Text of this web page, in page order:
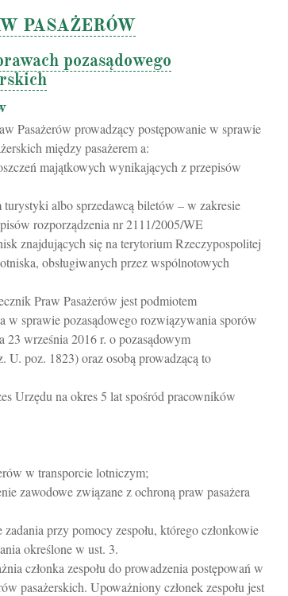
PASAŻERÓW
pozasądowego
Pasażerów prowadzący postępowanie w sprawie
między pasażerem a:
majątkowych wynikających z przepisów
albo sprzedawcą biletów – w zakresie
rozporządzenia nr 2111/2005/WE
znajdujących się na terytorium Rzeczypospolitej
obsługiwanych przez wspólnotowych
Praw Pasażerów jest podmiotem
w sprawie pozasądowego rozwiązywania sporów
września 2016 r. o pozasądowym
poz. 1823) oraz osobą prowadzącą to
Urzędu na okres 5 lat spośród pracowników
w transporcie lotniczym;
zawodowe związane z ochroną praw pasażera
przy pomocy zespołu, którego członkowie
określone w ust. 3.
członka zespołu do prowadzenia postępowań w
pasażerskich. Upoważniony członek zespołu jest